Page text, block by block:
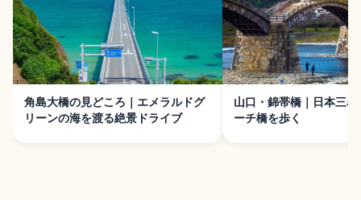
角島大橋の見どころ｜エメラルドグ
リーンの海を渡る絶景ドライブ
山口・錦帯橋｜日本三
ーチ橋を歩く